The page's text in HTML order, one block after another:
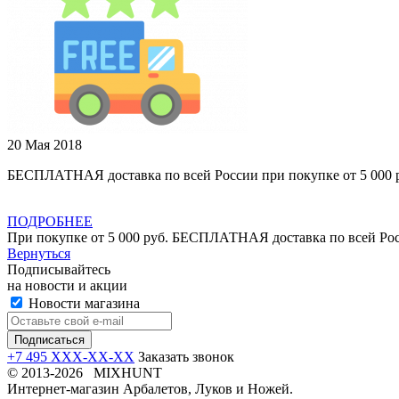
20 Мая 2018
БЕСПЛАТНАЯ доставка по всей России при покупке от 5 000
ПОДРОБНЕЕ
При покупке от 5 000 руб. БЕСПЛАТНАЯ доставка по всей
Вернуться
Подписывайтесь
на новости и акции
Новости магазина
+7 495 XXX-XX-XX Заказать звонок
© 2013-2026 MIXHUNT
Интернет-магазин Арбалетов, Луков и Ножей.